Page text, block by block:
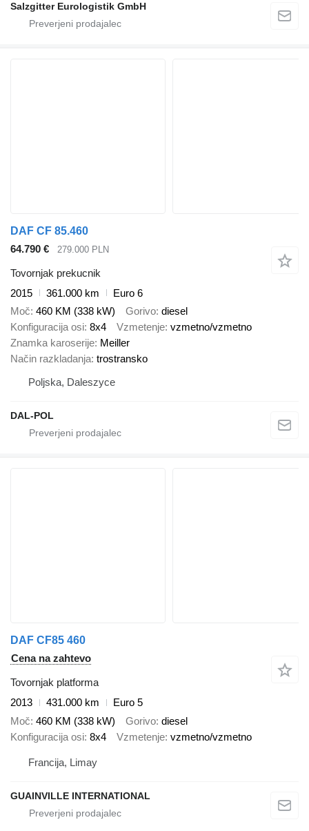
Salzgitter Eurologistik GmbH
DAF CF 85.460
64.790 €
279.000 PLN
Tovornjak prekucnik
2015
361.000 km
Euro 6
Moč 460 KM (338 kW) Gorivo diesel
Konfiguracija osi 8x4 Vzmetenje vzmetno/vzmetno
Znamka karoserije Meiller
Način razkladanja trostransko
Poljska, Daleszyce
DAL-POL
DAF CF85 460
Cena na zahtevo
Tovornjak platforma
2013
431.000 km
Euro 5
Moč 460 KM (338 kW) Gorivo diesel
Konfiguracija osi 8x4 Vzmetenje vzmetno/vzmetno
Francija, Limay
GUAINVILLE INTERNATIONAL